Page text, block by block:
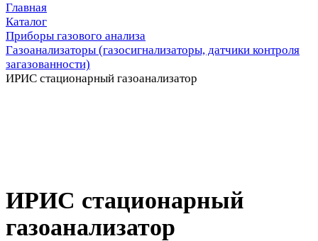
Главная
Каталог
Приборы газового анализа
Газоанализаторы (газосигнализаторы, датчики контроля
загазованности)
ИРИС стационарный газоанализатор
ИРИС стационарный
газоанализатор